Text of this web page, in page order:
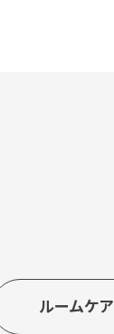
ルームケア